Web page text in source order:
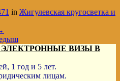
in Жигулевская кругосветка и
ВИЗЫ В
1 год и 5 лет.
лицам.